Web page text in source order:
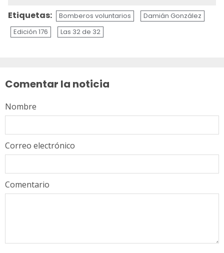
Etiquetas: Bomberos voluntarios
Damián González
Edición 176
Las 32 de 32
Comentar la noticia
Comentario
Nombre
Correo electrónico